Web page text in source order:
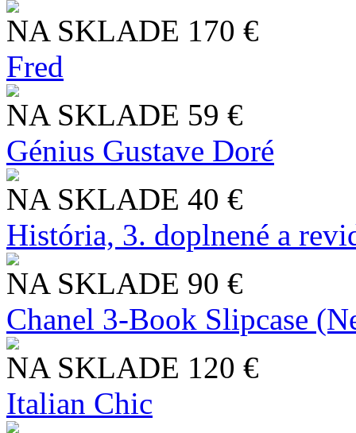
NA SKLADE 170 €
Fred
NA SKLADE 59 €
Génius Gustave Doré
NA SKLADE 40 €
História, 3. doplnené a
NA SKLADE 90 €
Chanel 3-Book Slipcase
NA SKLADE 120 €
Italian Chic